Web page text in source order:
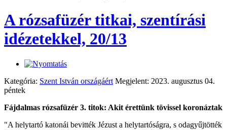
A rózsafüzér titkai, szentírási
idézetekkel, 20/13
Kategória: Szent István országáért Megjelent: 2023. augusztus 04.
péntek
Fájdalmas rózsafüzér 3. titok: Akit érettünk tövissel koronáztak
"A helytartó katonái bevitték Jézust a helytartóságra, s odagyűjtötték